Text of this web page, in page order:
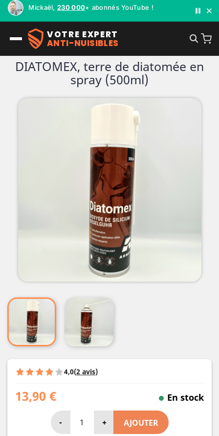
Mickaël, 230 000+ abonnés YouTube !
VOTRE EXPERT
ANTI-NUISIBLES
DIATOMEX, terre de diatomée en
spray (500ml)
4,0(2 avis)
13,90 € En stock
- + AJOUTER